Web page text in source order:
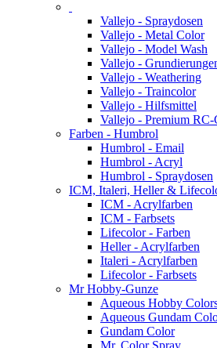
Vallejo - Spraydosen
Vallejo - Metal Color
Vallejo - Model Wash
Vallejo -
Vallejo - Weathering
Vallejo - Traincolor
Vallejo - Hilfsmittel
Vallejo - Premium
Farben - Humbrol
Humbrol - Email
Humbrol - Acryl
Humbrol - Spraydosen
ICM, Italeri, Heller &
ICM - Acrylfarben
ICM - Farbsets
Lifecolor - Farben
Heller - Acrylfarben
Italeri - Acrylfarben
Lifecolor - Farbsets
Mr Hobby-Gunze
Aqueous Hobby
Aqueous Gundam
Gundam Color
Mr. Color Spray